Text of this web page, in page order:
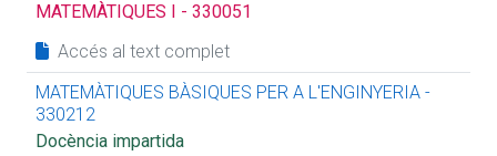
MATEMÀTIQUES I - 330051
Accés al text complet
MATEMÀTIQUES BÀSIQUES PER A L'ENGINYERIA -
330212
Docència impartida